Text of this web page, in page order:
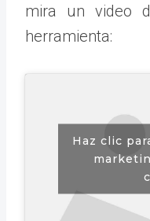
mira un video
herramienta:
Haz clic